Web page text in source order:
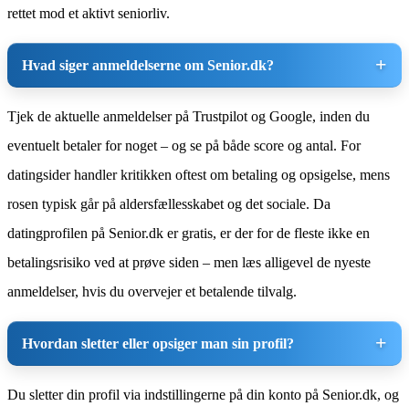
rettet mod et aktivt seniorliv.
Hvad siger anmeldelserne om Senior.dk?
Tjek de aktuelle anmeldelser på Trustpilot og Google, inden du
eventuelt betaler for noget – og se på både score og antal. For
datingsider handler kritikken oftest om betaling og opsigelse, mens
rosen typisk går på aldersfællesskabet og det sociale. Da
datingprofilen på Senior.dk er gratis, er der for de fleste ikke en
betalingsrisiko ved at prøve siden – men læs alligevel de nyeste
anmeldelser, hvis du overvejer et betalende tilvalg.
Hvordan sletter eller opsiger man sin profil?
Du sletter din profil via indstillingerne på din konto på Senior.dk, og